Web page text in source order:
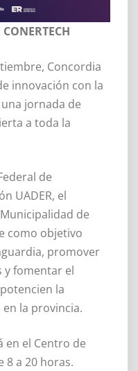
Concordia
innovación con la
jornada de
a toda la
de
UADER, el
de
como objetivo
promover
y fomentar el
la
la provincia.
en el Centro de
8 a 20 horas.